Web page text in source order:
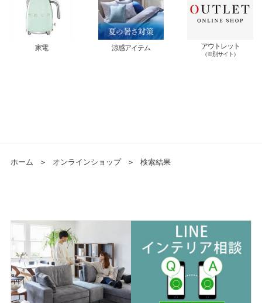
家電 涼感アイテム アウトレット
（※別サイト）
ホーム ＞ オンラインショップ ＞ 検索結果